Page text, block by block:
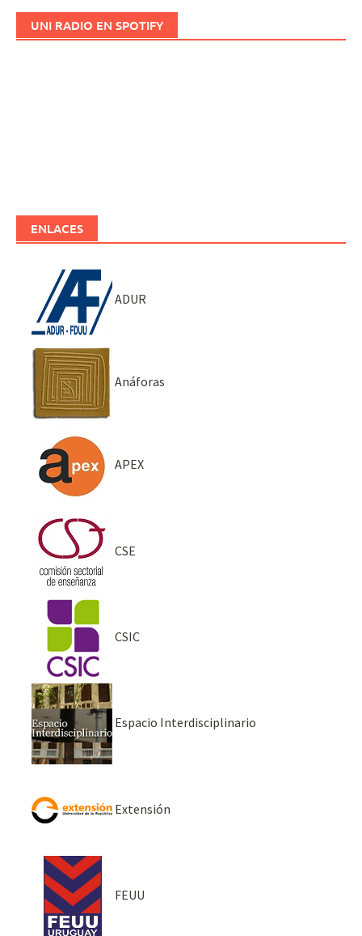
UNI RADIO EN SPOTIFY
ENLACES
ADUR
Anáforas
APEX
CSE
CSIC
Espacio Interdisciplinario
Extensión
FEUU